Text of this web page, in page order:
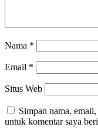
Nama *
Email *
Situs Web
Simpan nama,
untuk komentar saya